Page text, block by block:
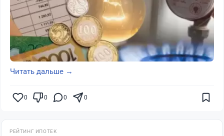
Читать дальше →
0 0 0 0
РЕЙТИНГ ИПОТЕК